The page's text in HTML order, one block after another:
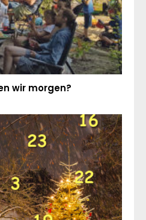
wir morgen?